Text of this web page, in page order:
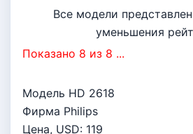
Все модели
уменьшения
Показано 8 из 8 ...
Модель HD 2618
Фирма Philips
Цена, USD: 119